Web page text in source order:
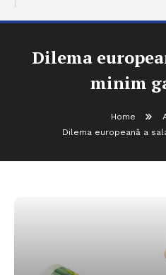
Dilema
minim
Home
Dilema europeană a